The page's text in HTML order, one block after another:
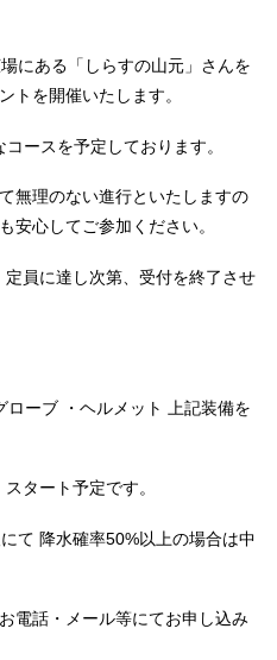
にある「しらすの山元」さんを
トを開催いたします。
ースを予定しております。
無理のない進行といたしますの
安心してご参加ください。
員に達し次第、受付を終了させ
ローブ ・ヘルメット 上記装備を
タート予定です。
て 降水確率50%以上の場合は中
電話・メール等にてお申し込み